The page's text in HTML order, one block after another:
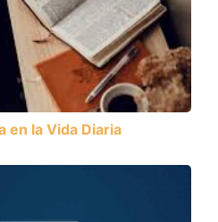
en la Vida Diaria